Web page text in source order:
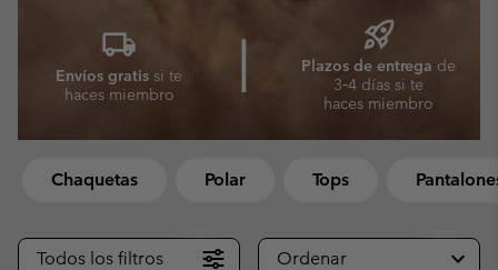
local_shipping
Envíos gratis site
haces miembro
rocket_launch
Plazos de entrega de
3‑4 días si te
haces miembro
Chaquetas Polar Tops
Todos los filtros Ordenar